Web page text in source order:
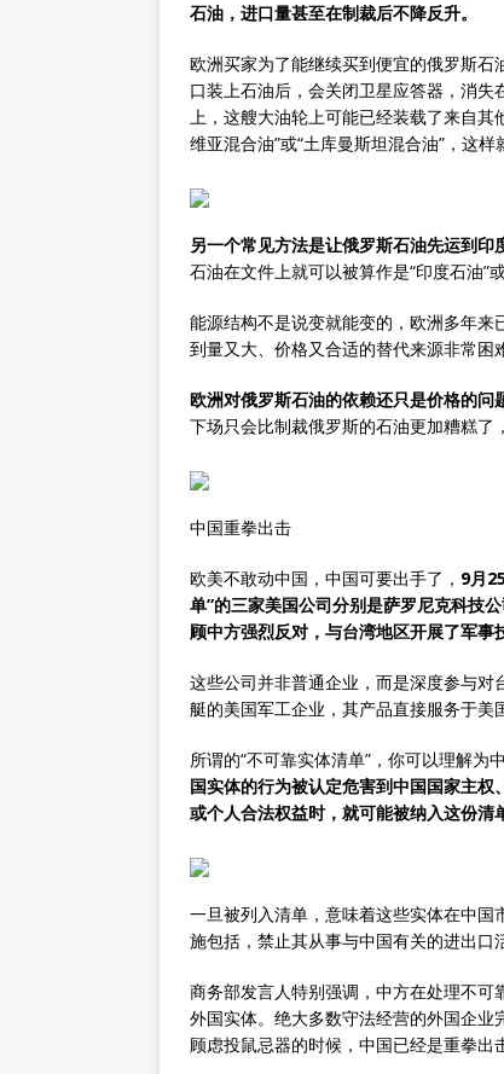
石油，进口量甚至在制裁后不降反升。
欧洲买家为了能继续买到便宜的俄罗斯石
口装上石油后，会关闭卫星应答器，消
上，这艘大油轮上可能已经装载了来自
维亚混合油”或“土库曼斯坦混合油”，这样
另一个常见方法是让俄罗斯石油先运到
石油在文件上就可以被算作是“印度石油”
能源结构不是说变就能变的，欧洲多年
到量又大、价格又合适的替代来源非常困
欧洲对俄罗斯石油的依赖还只是价格的问
下场只会比制裁俄罗斯的石油更加糟糕了
中国重拳出击
欧美不敢动中国，中国可要出手了， 9月
单”的三家美国公司分别是萨罗尼克科技
顾中方强烈反对，与台湾地区开展了军事
这些公司并非普通企业，而是深度参与
艇的美国军工企业，其产品直接服务于美
所谓的“不可靠实体清单”，你可以理解为
国实体的行为被认定危害到中国国家主
或个人合法权益时，就可能被纳入这份清
一旦被列入清单，意味着这些实体在中
施包括，禁止其从事与中国有关的进出口
商务部发言人特别强调，中方在处理不
外国实体。绝大多数守法经营的外国企
顾虑投鼠忌器的时候，中国已经是重拳出